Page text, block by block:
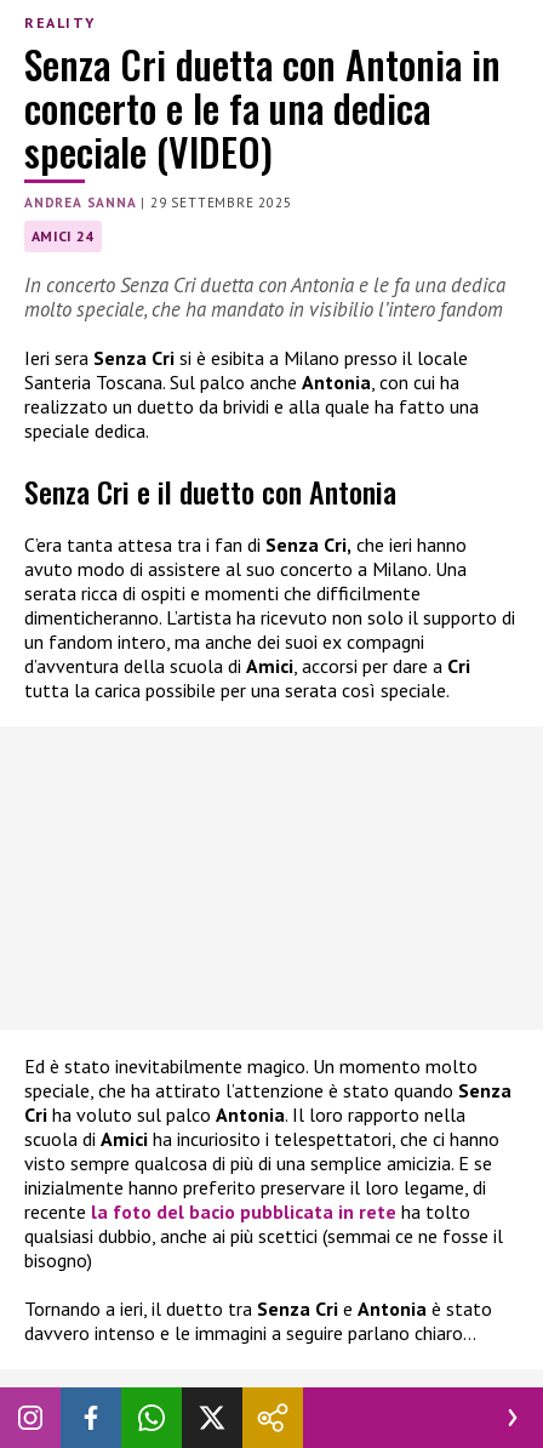
REALITY
Senza Cri duetta con Antonia in
concerto e le fa una dedica
speciale (VIDEO)
ANDREA SANNA |29 SETTEMBRE 2025
AMICI 24
In concerto Senza Cri duetta con Antonia e le fa una dedica
molto speciale, che ha mandato in visibilio l’intero fandom
Ieri sera Senza Cri si è esibita a Milano presso il locale
Santeria Toscana. Sul palco anche Antonia , con cui ha
realizzato un duetto da brividi e alla quale ha fatto una
speciale dedica.
Senza Cri e il duetto con Antonia
C’era tanta attesa tra i fan di Senza Cri, che ieri hanno
avuto modo di assistere al suo concerto a Milano. Una
serata ricca di ospiti e momenti che difficilmente
dimenticheranno. L’artista ha ricevuto non solo il supporto di
un fandom intero, ma anche dei suoi ex compagni
d’avventura della scuola di Amici, accorsi per dare a Cri
tutta la carica possibile per una serata così speciale.
Ed è stato inevitabilmente magico. Un momento molto
speciale, che ha attirato l’attenzione è stato quando Senza
Cri ha voluto sul palco Antonia. Il loro rapporto nella
scuola di Amici ha incuriosito i telespettatori, che ci hanno
visto sempre qualcosa di più di una semplice amicizia. E se
inizialmente hanno preferito preservare il loro legame, di
recente la foto del bacio pubblicata in rete ha tolto
qualsiasi dubbio, anche ai più scettici (semmai ce ne fosse il
bisogno)
Tornando a ieri, il duetto tra Senza Cri e Antonia è stato
davvero intenso e le immagini a seguire parlano chiaro…